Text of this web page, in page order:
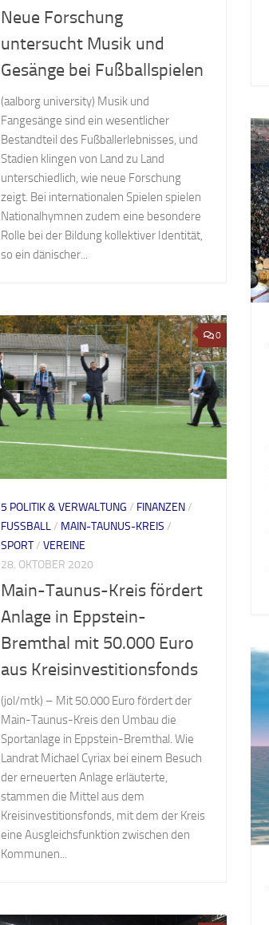
Neue Forschung
untersucht Musik und
Gesänge bei Fußballspielen
(aalborg university) Musik und
Fangesänge sind ein wesentlicher
Bestandteil des Fußballerlebnisses, und
Stadien klingen von Land zu Land
unterschiedlich, wie neue Forschung
zeigt. Bei internationalen Spielen spielen
Nationalhymnen zudem eine besondere
Rolle bei der Bildung kollektiver Identität,
so ein dänischer...
0
5 POLITIK & VERWALTUNG / FINANZEN/
FUSSBALL / MAIN-TAUNUS-KREIS /
SPORT/ VEREINE
28. OKTOBER 2020
Main-Taunus-Kreis fördert
Anlage in Eppstein-
Bremthal mit 50.000 Euro
aus Kreisinvestitionsfonds
(jol/mtk) – Mit 50.000 Euro fördert der
Main-Taunus-Kreis den Umbau die
Sportanlage in Eppstein-Bremthal. Wie
Landrat Michael Cyriax bei einem Besuch
der erneuerten Anlage erläuterte,
stammen die Mittel aus dem
Kreisinvestitionsfonds, mit dem der Kreis
eine Ausgleichsfunktion zwischen den
Kommunen...